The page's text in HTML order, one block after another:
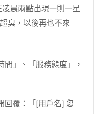
晨兩點出現一則一星
臭，以後再也不來
間」、「服務態度」，
回覆：「[用戶名] 您